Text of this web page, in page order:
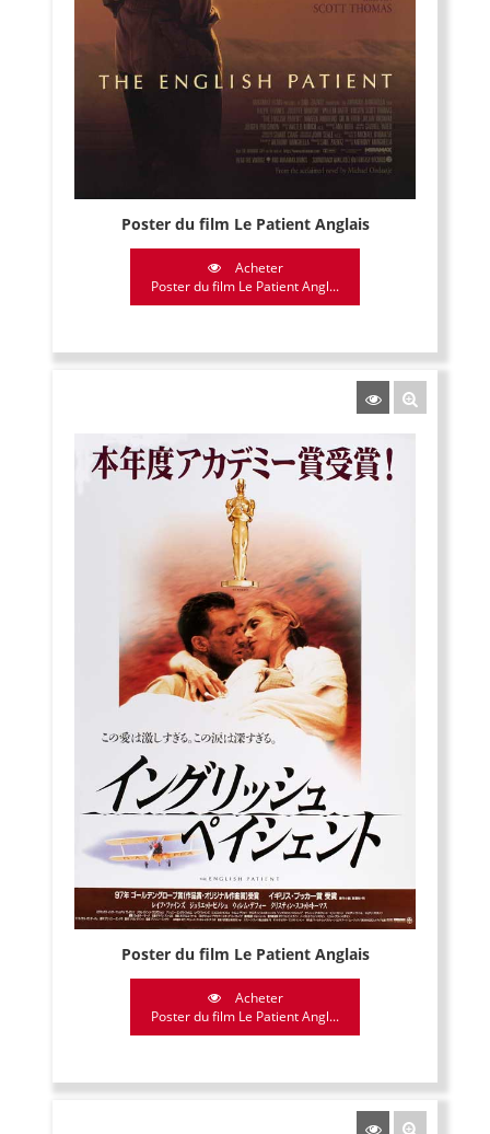
Poster du film Le Patient Anglais
Acheter
Poster du film Le Patient Angl...
Poster du film Le Patient Anglais
Acheter
Poster du film Le Patient Angl...